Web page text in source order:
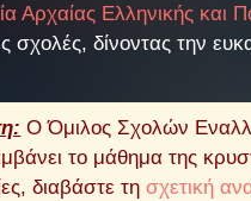
Αρχαίας Ελληνικής και
σχολές, δίνοντας την
Ο Όμιλος Σχολών
το μάθημα της
διαβάστε τησχετική